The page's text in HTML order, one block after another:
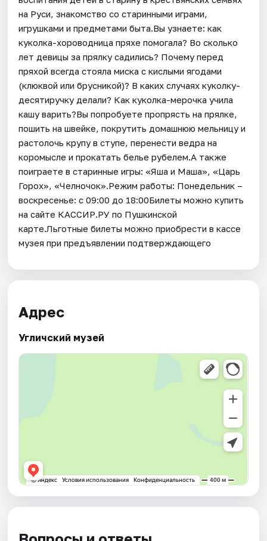
на Руси, знакомство со старинными играми,
игрушками и предметами быта.Вы узнаете: как
куколка-хороводница пряхе помогала? Во сколько
лет девицы за прялку садились? Почему перед
пряхой всегда стояла миска с кислыми ягодами
(клюквой или брусникой)? В каких случаях куколку-
десятиручку делали? Как куколка-мерочка учила
кашу варить?Вы попробуете пропрясть на прялке,
пошить на швейке, покрутить домашнюю мельницу и
растолочь крупу в ступе, перенести ведра на
коромысле и прокатать белье рубелем.А также
поиграете в старинные игры: «Яша и Маша», «Царь
Горох», «Челночок».Режим работы: Понедельник –
воскресенье: с 09:00 до 18:00Билеты можно купить
на сайте КАССИР.РУ по Пушкинской
карте.Льготные билеты можно приобрести в кассе
музея при предъявлении подтверждающего
Адрес
Угличский музей